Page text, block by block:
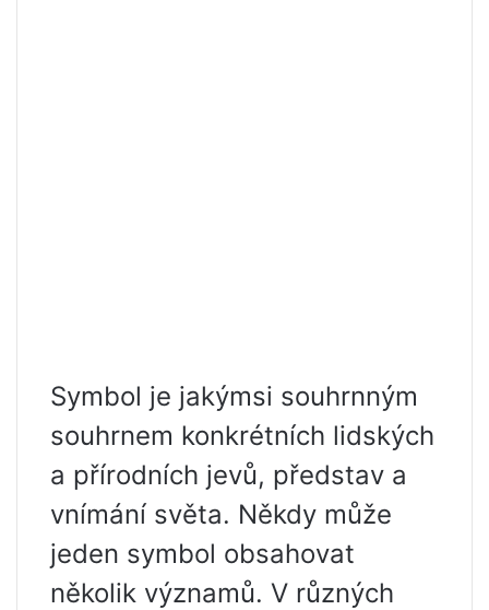
Symbol je jakýmsi souhrnným
souhrnem konkrétních lidských
a přírodních jevů, představ a
vnímání světa. Někdy může
jeden symbol obsahovat
několik významů. V různých